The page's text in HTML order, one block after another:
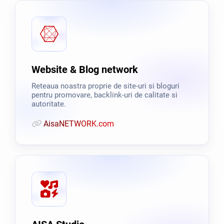
Website & Blog network
Reteaua noastra proprie de site-uri si bloguri
pentru promovare, backlink-uri de calitate si
autoritate.
AisaNETWORK.com